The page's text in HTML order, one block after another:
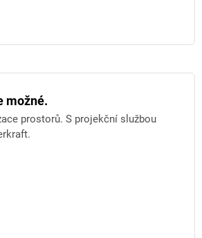
možné.
prostorů. S projekční službou